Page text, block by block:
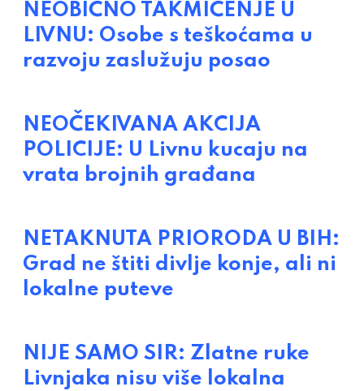
NEOBIČNO TAKMIČENJE U
LIVNU: Osobe s teškoćama u
razvoju zaslužuju posao
NEOČEKIVANA AKCIJA
POLICIJE: U Livnu kucaju na
vrata brojnih građana
NETAKNUTA PRIORODA U BIH:
Grad ne štiti divlje konje, ali ni
lokalne puteve
NIJE SAMO SIR: Zlatne ruke
Livnjaka nisu više lokalna